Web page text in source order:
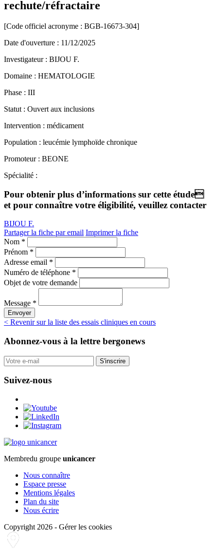
rechute/réfractaire
[Code officiel acronyme : BGB-16673-304]
Date d'ouverture : 11/12/2025
Investigateur : BIJOU F.
Domaine : HEMATOLOGIE
Phase : III
Statut : Ouvert aux inclusions
Intervention : médicament
Population : leucémie lymphoïde chronique
Promoteur : BEONE
Spécialité :
Pour obtenir plus d’informations sur cette étude
et pour connaître votre éligibilité, veuillez contacter
BIJOU F.
Partager la fiche par email Imprimer la fiche
Nom *
Prénom *
Adresse email *
Numéro de téléphone *
Objet de votre demande
Message *
Envoyer
< Revenir sur la liste des essais cliniques en cours
Abonnez-vous à la lettre bergonews
S'inscrire
Suivez-nous
Membredu groupe unicancer
Nous connaître
Espace presse
Mentions légales
Plan du site
Nous écrire
Copyright 2026 - Gérer les cookies